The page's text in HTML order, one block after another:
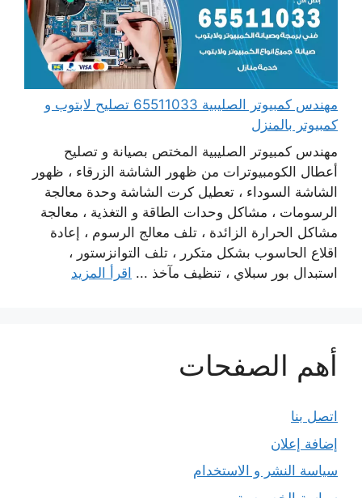
مهندس كمبيوتر الصليبية 65511033 تصليح لابتوب و
كمبيوتر بالمنزل
مهندس كمبيوتر الصليبية المختص بصيانة و تصليح
أعطال الكومبيوترات من ظهور الشاشة الزرقاء ، ظهور
الشاشة السوداء ، تعطيل كرت الشاشة وحدة معالجة
الرسومات ، مشاكل وحدات الطاقة و التغذية ، معالجة
مشاكل الحرارة الزائدة ، تلف معالج الرسوم ، إعادة
اقلاع الحاسوب بشكل متكرر ، تلف التوانزستور ،
استبدال بور سبلاي ، تنظيف مآخذ ... اقرأ المزيد
أهم الصفحات
اتصل بنا
إضافة إعلان
سياسة النشر و الاستخدام